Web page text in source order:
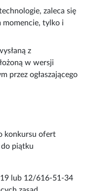
zaleca się
momencie, tylko i
z
w wersji
przez ogłaszającego
konkursu ofert
do piątku
lub 12/616-51-34